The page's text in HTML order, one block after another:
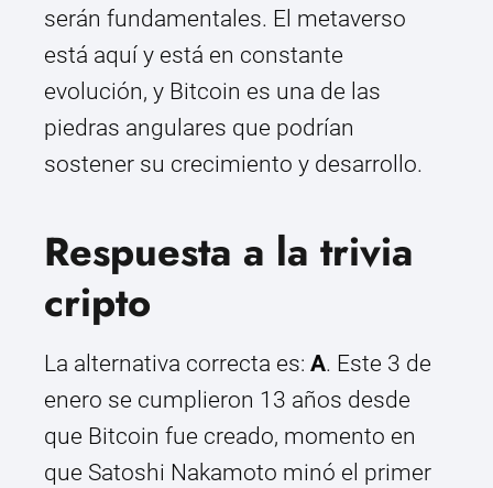
serán fundamentales. El metaverso
está aquí y está en constante
evolución, y Bitcoin es una de las
piedras angulares que podrían
sostener su crecimiento y desarrollo.
Respuesta a la trivia
cripto
La alternativa correcta es: A. Este 3 de
enero se cumplieron 13 años desde
que Bitcoin fue creado, momento en
que Satoshi Nakamoto minó el primer